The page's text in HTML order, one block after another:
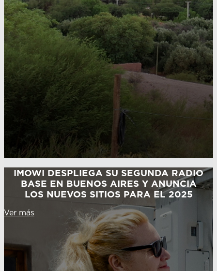
IMOWI DESPLIEGA SU SEGUNDA RADIO
BASE EN BUENOS AIRES Y ANUNCIA
LOS NUEVOS SITIOS PARA EL 2025
Ver más